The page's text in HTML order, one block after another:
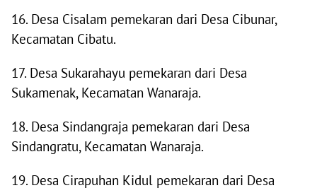
16. Desa Cisalam pemekaran dari Desa Cibunar,
Kecamatan Cibatu.
17. Desa Sukarahayu pemekaran dari Desa
Sukamenak, Kecamatan Wanaraja.
18. Desa Sindangraja pemekaran dari Desa
Sindangratu, Kecamatan Wanaraja.
19. Desa Cirapuhan Kidul pemekaran dari Desa